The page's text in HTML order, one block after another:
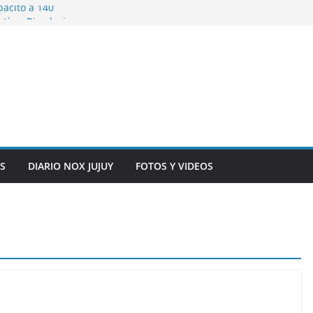
a 140
9 de Julio con
cursantes del
DIARIO NOX JUJUY FOTOS Y VIDEOS